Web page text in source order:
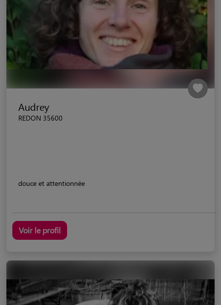
Audrey
REDON 35600
douce et attentionnée
Voir le profil